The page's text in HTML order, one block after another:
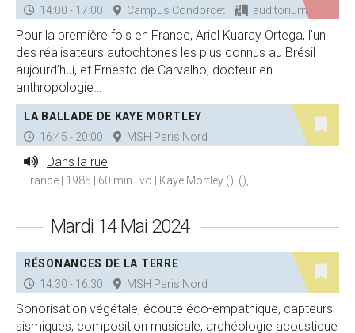
14:00 - 17:00
Campus Condorcet auditorium 150
Pour la première fois en France, Ariel Kuaray Ortega, l’un
des réalisateurs autochtones les plus connus au Brésil
aujourd’hui, et Ernesto de Carvalho, docteur en
anthropologie…
LA BALLADE DE KAYE MORTLEY
16:45 - 20:00
MSH Paris Nord
Dans la rue
France | 1985 | 60 min | vo | Kaye Mortley (), (),
Mardi 14 Mai 2024
RÉSONANCES DE LA TERRE
14:30 - 16:30
MSH Paris Nord
Sonorisation végétale, écoute éco-empathique, capteurs
sismiques, composition musicale, archéologie acoustique